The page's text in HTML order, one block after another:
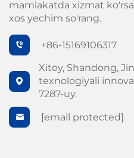
mamlakatda xizmat
xos yechim so'rang.
+86-15169106317
Xitoy, Shandong,
texnologiyali
7287-uy.
[email protected]